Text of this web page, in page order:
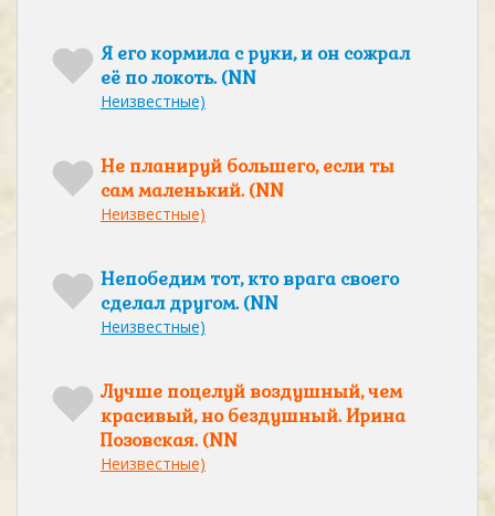
Я его кормилa с руки, и он сожрал
её по локоть. (NN
Неизвестные)
Не планируй большего, если ты
сам маленький. (NN
Неизвестные)
Непобедим тот, кто врага своего
сделал другом. (NN
Неизвестные)
Лучше поцелуй воздушный, чем
красивый, но бездушный. Ирина
Позовская. (NN
Неизвестные)